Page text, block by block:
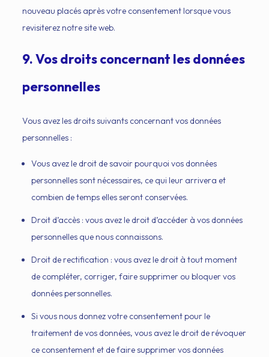
nouveau placés après votre consentement lorsque vous
revisiterez notre site web.
9. Vos droits concernant les données
personnelles
Vous avez les droits suivants concernant vos données
personnelles :
Vous avez le droit de savoir pourquoi vos données
personnelles sont nécessaires, ce qui leur arrivera et
combien de temps elles seront conservées.
Droit d’accès : vous avez le droit d’accéder à vos données
personnelles que nous connaissons.
Droit de rectification : vous avez le droit à tout moment
de compléter, corriger, faire supprimer ou bloquer vos
données personnelles.
Si vous nous donnez votre consentement pour le
traitement de vos données, vous avez le droit de révoquer
ce consentement et de faire supprimer vos données